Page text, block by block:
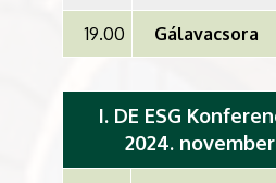
19.00 Gálavacsora
I. DE ESG
2024.